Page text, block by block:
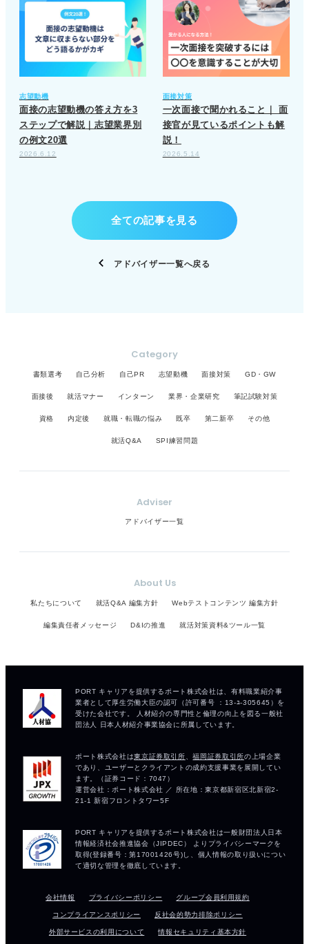
志望動機
面接の志望動機の答え方を3
ステップで解説｜志望業界別
の例文20選
2026.6.12
面接対策
一次面接で聞かれること｜ 面
接官が見ているポイントも解
説！
2026.5.14
全ての記事を見る
アドバイザー一覧へ戻る
Category
書類選考 自己分析 自己PR 志望動機 面接対策 GD・GW
面接後 就活マナー インターン 業界・企業研究 筆記試験対策
資格 内定後 就職・転職の悩み 既卒 第二新卒 その他
就活Q&A SPI練習問題
Adviser
アドバイザー一覧
About Us
私たちについて 就活Q&A 編集方針 Webテストコンテンツ 編集方針
編集責任者メッセージ D&Iの推進 就活対策資料&ツール一覧
会社情報 プライバシーポリシー グループ会員利用規約
コンプライアンスポリシー 反社会的勢力排除ポリシー
外部サービスの利用について 情報セキュリティ基本方針